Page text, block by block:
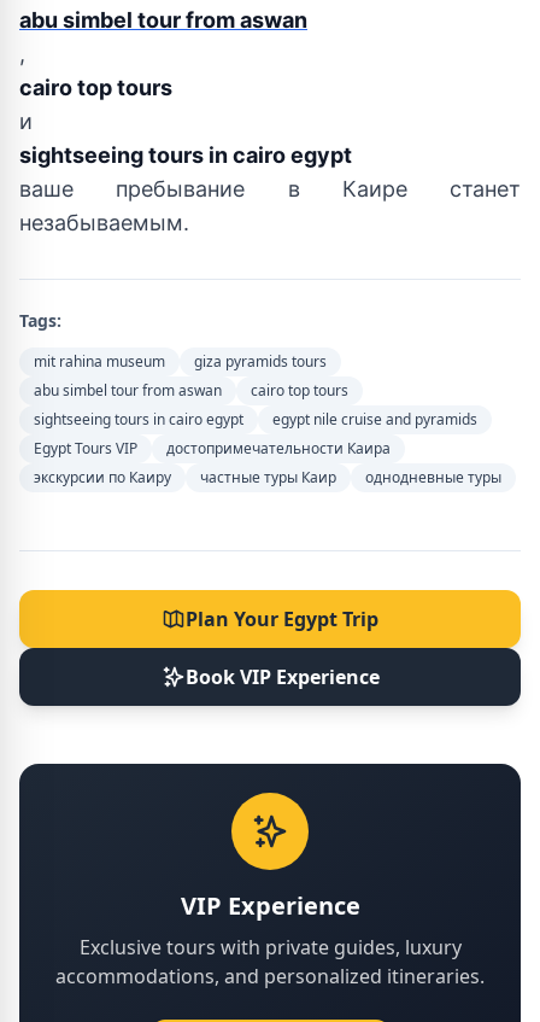
abu simbel tour from aswan
,
cairo top tours
и
sightseeing tours in cairo egypt
ваше пребывание в Каире станет
незабываемым.
Tags:
mit rahina museum
giza pyramids tours
abu simbel tour from aswan
cairo top tours
sightseeing tours in cairo egypt
egypt nile cruise and pyramids
Egypt Tours VIP
достопримечательности Каира
экскурсии по Каиру
частные туры Каир однодневные туры
Plan Your Egypt Trip
Book VIP Experience
VIP Experience
Exclusive tours with private guides, luxury
accommodations, and personalized itineraries.